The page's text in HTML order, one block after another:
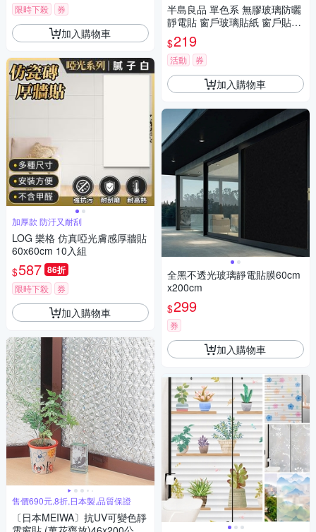
限時下殺 券
加入購物車
加厚款 防汙又耐刮
LOG 樂格 仿真啞光膚感厚牆貼
60x60cm 10入組
$587 86折
限時下殺 券
加入購物車
售價690元,8折,日本製,品質保證
〔日本MEIWA〕抗UV可變色靜
半島良品 單色系 無膠玻璃防曬
靜電貼 窗戶玻璃貼紙 窗戶貼膜
隱私貼 靜電玻璃貼45x200cm
$219
活動 券
加入購物車
全黑不透光玻璃靜電貼膜60cm
x200cm
$299
券
加入購物車